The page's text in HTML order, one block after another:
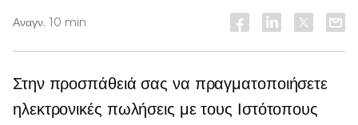
Αναγν. 10 min
Στην προσπάθειά σας να πραγματοποιήσετε
ηλεκτρονικές πωλήσεις με τους Ιστότοπους